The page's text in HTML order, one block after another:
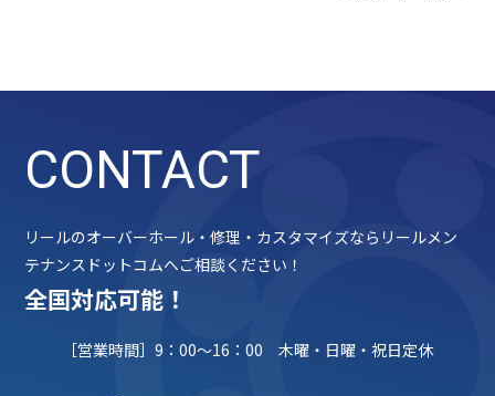
CONTACT
リールのオーバーホール・修理・カスタマイズならリールメン
テナンスドットコムへご相談ください！
全国対応可能！
［営業時間］9：00～16：00 木曜・日曜・祝日定休